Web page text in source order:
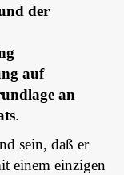
der
auf
an
.
sein, daß er
einem einzigen